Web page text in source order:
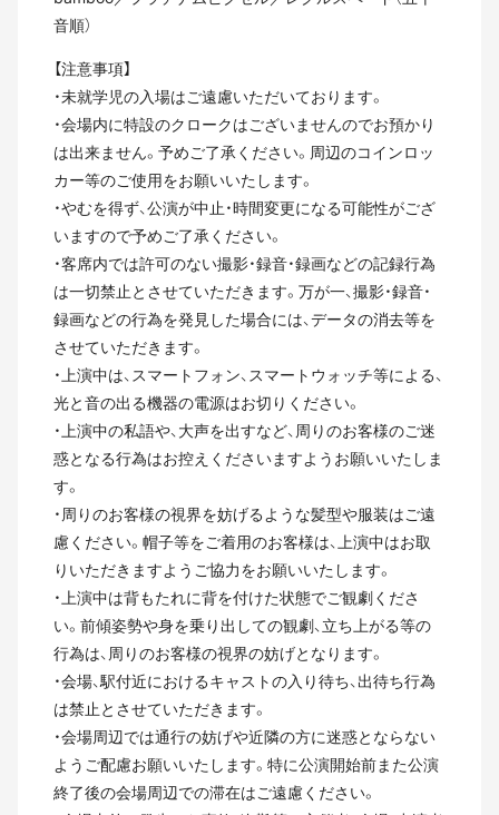
音順）
【注意事項】
・未就学児の入場はご遠慮いただいております。
・会場内に特設のクロークはございませんのでお預かり
は出来ません。予めご了承ください。周辺のコインロッ
カー等のご使用をお願いいたします。
・やむを得ず、公演が中止・時間変更になる可能性がござ
いますので予めご了承ください。
・客席内では許可のない撮影・録音・録画などの記録行為
は一切禁止とさせていただきます。万が一、撮影・録音・
録画などの行為を発見した場合には、データの消去等を
させていただきます。
・上演中は、スマートフォン、スマートウォッチ等による、
光と音の出る機器の電源はお切りください。
・上演中の私語や、大声を出すなど、周りのお客様のご迷
惑となる行為はお控えくださいますようお願いいたしま
す。
・周りのお客様の視界を妨げるような髪型や服装はご遠
慮ください。帽子等をご着用のお客様は、上演中はお取
りいただきますようご協力をお願いいたします。
・上演中は背もたれに背を付けた状態でご観劇くださ
い。前傾姿勢や身を乗り出しての観劇、立ち上がる等の
行為は、周りのお客様の視界の妨げとなります。
・会場、駅付近におけるキャストの入り待ち、出待ち行為
は禁止とさせていただきます。
・会場周辺では通行の妨げや近隣の方に迷惑とならない
ようご配慮お願いいたします。特に公演開始前また公演
終了後の会場周辺での滞在はご遠慮ください。